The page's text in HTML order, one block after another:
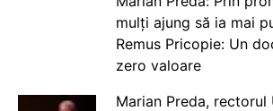
mulți ajung să ia mai
Remus Pricopie: Un
zero valoare
Marian Preda,